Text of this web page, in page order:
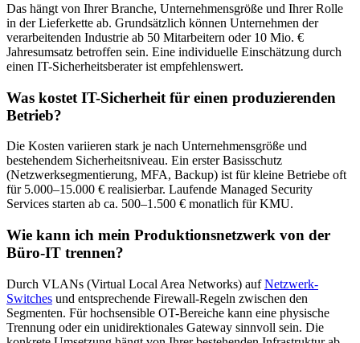
Das hängt von Ihrer Branche, Unternehmensgröße und Ihrer Rolle
in der Lieferkette ab. Grundsätzlich können Unternehmen der
verarbeitenden Industrie ab 50 Mitarbeitern oder 10 Mio. €
Jahresumsatz betroffen sein. Eine individuelle Einschätzung durch
einen IT-Sicherheitsberater ist empfehlenswert.
Was kostet IT-Sicherheit für einen produzierenden
Betrieb?
Die Kosten variieren stark je nach Unternehmensgröße und
bestehendem Sicherheitsniveau. Ein erster Basisschutz
(Netzwerksegmentierung, MFA, Backup) ist für kleine Betriebe oft
für 5.000–15.000 € realisierbar. Laufende Managed Security
Services starten ab ca. 500–1.500 € monatlich für KMU.
Wie kann ich mein Produktionsnetzwerk von der
Büro-IT trennen?
Durch VLANs (Virtual Local Area Networks) aufNetzwerk-
Switches und entsprechende Firewall-Regeln zwischen den
Segmenten. Für hochsensible OT-Bereiche kann eine physische
Trennung oder ein unidirektionales Gateway sinnvoll sein. Die